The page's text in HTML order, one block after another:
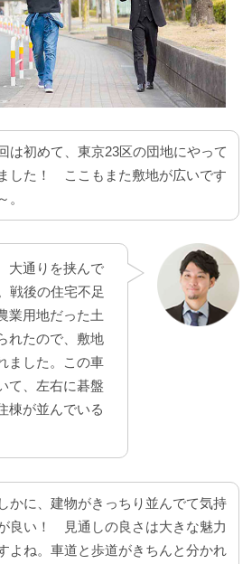
は初めて、東京23区の団地にやって
した！ ここもまた敷地が広いです
。
大通りを挟んで
戦後の住宅不足
業用地だった土
れたので、敷地
ました。この車
て、左右に碁盤
棟が並んでいる
かに、建物がきっちり並んでて気持
良い！ 見通しの良さは大きな魅力
よね。車道と歩道がきちんと分かれ